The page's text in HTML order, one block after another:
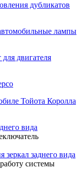
дубликатов
лампы
двигателя
Тойота Королла
вида
зеркал заднего вида
системы